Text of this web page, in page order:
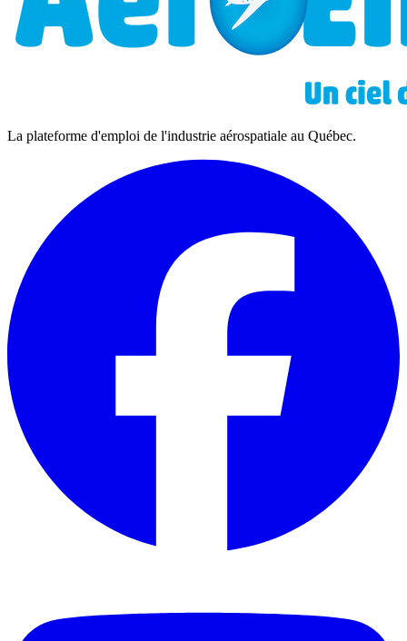
La plateforme d'emploi de l'industrie aérospatiale au Québec.